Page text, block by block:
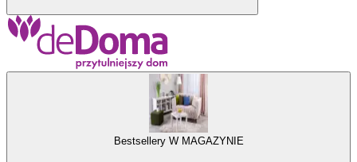
Bestsellery W MAGAZYNIE